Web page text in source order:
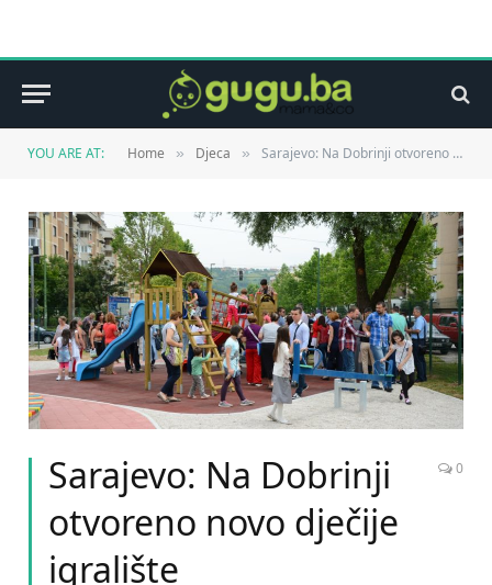
YOU ARE AT: Home » Djeca » Sarajevo: Na Dobrinji otvoreno novo dječije igralište
Sarajevo: Na Dobrinji
otvoreno novo dječije
igralište
0